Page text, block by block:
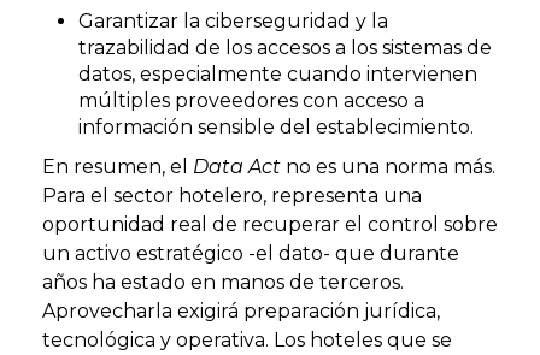
Garantizar la ciberseguridad y la
trazabilidad de los accesos a los sistemas de
datos, especialmente cuando intervienen
múltiples proveedores con acceso a
información sensible del establecimiento.
En resumen, el Data Act no es una norma más.
Para el sector hotelero, representa una
oportunidad real de recuperar el control sobre
un activo estratégico -el dato- que durante
años ha estado en manos de terceros.
Aprovecharla exigirá preparación jurídica,
tecnológica y operativa. Los hoteles que se